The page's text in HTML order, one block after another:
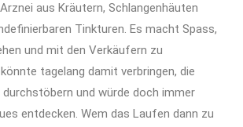
aus Kräutern, Schlangenhäuten
Tinkturen. Es macht Spass,
und mit den Verkäufern zu
tagelang damit verbringen, die
durchstöbern und würde doch immer
entdecken. Wem das Laufen dann zu